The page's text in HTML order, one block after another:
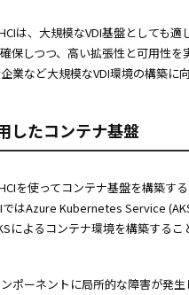
は、大規模なVDI基盤としても適
保しつつ、高い拡張性と可用性を
業など大規模なVDI環境の構築に向
したコンテナ基盤
を使ってコンテナ基盤を構築す
はAzure Kubernetes Service
によるコンテナ環境を構築するこ
ポーネントに局所的な障害が発